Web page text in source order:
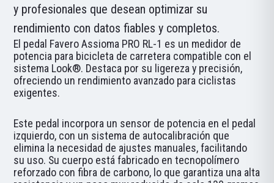
y profesionales que desean optimizar su
rendimiento con datos fiables y completos.
El pedal Favero Assioma PRO RL-1 es un medidor de
potencia para bicicleta de carretera compatible con el
sistema Look®. Destaca por su ligereza y precisión,
ofreciendo un rendimiento avanzado para ciclistas
exigentes.
Este pedal incorpora un sensor de potencia en el pedal
izquierdo, con un sistema de autocalibración que
elimina la necesidad de ajustes manuales, facilitando
su uso. Su cuerpo está fabricado en tecnopolímero
reforzado con fibra de carbono, lo que garantiza una alta